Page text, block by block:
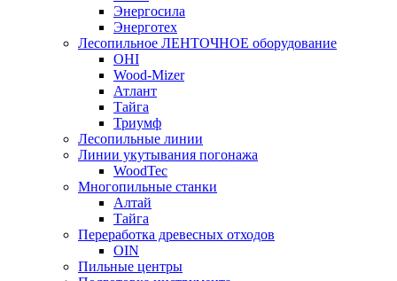
Энергосила
Энерготех
Лесопильное ЛЕНТОЧНОЕ оборудование
OHI
Wood-Mizer
Атлант
Тайга
Триумф
Лесопильные линии
Линии укутывания погонажа
WoodTec
Многопильные станки
Алтай
Тайга
Переработка древесных отходов
OIN
Пильные центры